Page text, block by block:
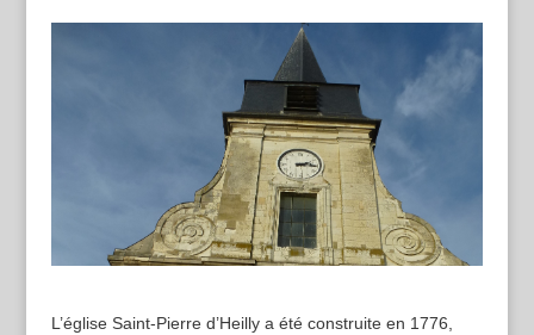
L’église Saint-Pierre d’Heilly a été construite en 1776,